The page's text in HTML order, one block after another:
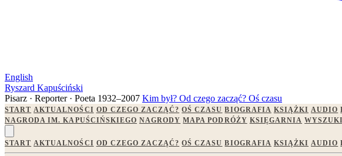
English
Ryszard Kapuściński
Pisarz · Reporter · Poeta 1932–2007 Kim był? Od czego zacząć? Oś czasu
START AKTUALNOŚCI OD CZEGO ZACZĄĆ? OŚ CZASU BIOGRAFIA KSIĄŻKI AUDIO
NAGRODA IM. KAPUŚCIŃSKIEGO NAGRODY MAPA PODRÓŻY KSIĘGARNIA
START AKTUALNOŚCI OD CZEGO ZACZĄĆ? OŚ CZASU BIOGRAFIA KSIĄŻKI AUDIO